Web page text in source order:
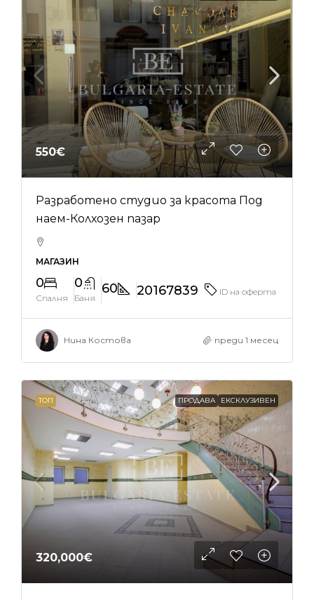
550€
Разработено студио за красота Под
наем-Колхозен пазар
МАГАЗИН
0
Спалня
0
Баня
60 20167839 ID на оферта
Нина Костова преди 1 месец
ТОП ПРОДАВА ЕКСКЛУЗИВЕН
320,000€